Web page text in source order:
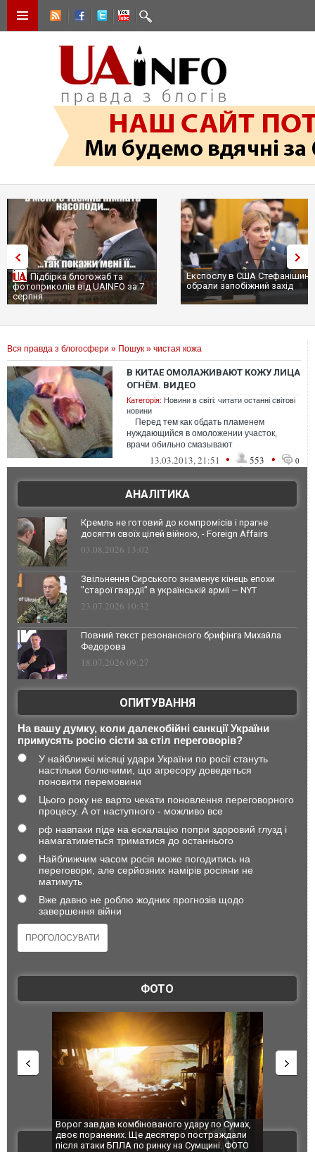
Підбірка блогожаб та
фотоприколів від UAINFO за 7
серпня
Експослу в США
обрали запобіжний захід
Вся правда з блогосфери » Пошук » чистая кожа
В КИТАЕ ОМОЛАЖИВАЮТ КОЖУ ЛИЦА
ОГНЁМ. ВИДЕО
Категорія: Новини в світі: читати останні світові
новини
Перед тем как обдать пламенем
нуждающийся в омоложении участок,
врачи обильно смазывают
его«специальным эликсиром», а за...
13.03.2013, 21:51 • 553 • 0
АНАЛІТИКА
Кремль не готовий до компромісів і прагне
досягти своїх цілей війною, - Foreign Affairs
03.08.2026 13:02
Звільнення Сирського знаменує кінець епохи
"старої гвардії" в українській армії — NYT
23.07.2026 10:32
Повний текст резонансного брифінга Михайла
Федорова
18.07.2026 09:27
ОПИТУВАННЯ
На вашу думку, коли далекобійні санкції України
примусять росію сісти за стіл переговорів?
У найближчі місяці удари України по росії стануть
настільки болючими, що агресору доведеться
поновити перемовини
Цього року не варто чекати поновлення переговорного
процесу. А от наступного - можливо все
рф навпаки піде на ескалацію попри здоровий глузд і
намагатиметься триматися до останнього
Найближчим часом росія може погодитись на
переговори, але серйозних намірів росіяни не
матимуть
Вже давно не роблю жодних прогнозів щодо
завершення війни
ФОТО
Ворог завдав комбінованого удару по Сумах,
двоє поранених. Ще десятеро постраждали
після атаки БПЛА по ринку на Сумщині. ФОТО
За 2000
склад
ВІДЕО